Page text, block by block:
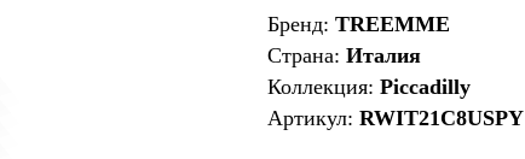
Бренд: TREEMME
Страна: Италия
Коллекция: Piccadilly
Артикул: RWIT21C8USPY